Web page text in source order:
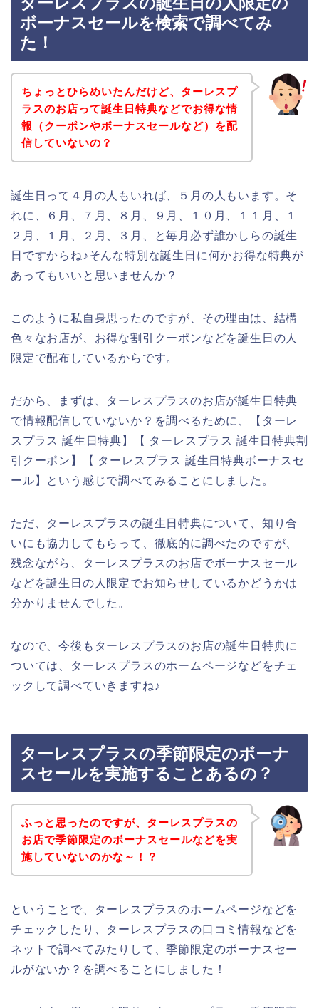
ボーナスセールを検索で調べてみ
た！
ちょっとひらめいたんだけど、ターレスプ
ラスのお店って誕生日特典などでお得な情
報（クーポンやボーナスセールなど）を配
信していないの？
誕生日って４月の人もいれば、５月の人もいます。そ
れに、６月、７月、８月、９月、１０月、１１月、１
２月、１月、２月、３月、と毎月必ず誰かしらの誕生
日ですからね♪そんな特別な誕生日に何かお得な特典が
あってもいいと思いませんか？
このように私自身思ったのですが、その理由は、結構
色々なお店が、お得な割引クーポンなどを誕生日の人
限定で配布しているからです。
だから、まずは、ターレスプラスのお店が誕生日特典
で情報配信していないか？を調べるために、【ターレ
スプラス 誕生日特典】【 ターレスプラス 誕生日特典割
引クーポン】【 ターレスプラス 誕生日特典ボーナスセ
ール】という感じで調べてみることにしました。
ただ、ターレスプラスの誕生日特典について、知り合
いにも協力してもらって、徹底的に調べたのですが、
残念ながら、ターレスプラスのお店でボーナスセール
などを誕生日の人限定でお知らせしているかどうかは
分かりませんでした。
なので、今後もターレスプラスのお店の誕生日特典に
ついては、ターレスプラスのホームページなどをチェ
ックして調べていきますね♪
ターレスプラスの季節限定のボーナ
スセールを実施することあるの？
ふっと思ったのですが、ターレスプラスの
お店で季節限定のボーナスセールなどを実
施していないのかな～！？
ということで、ターレスプラスのホームページなどを
チェックしたり、ターレスプラスの口コミ情報などを
ネットで調べてみたりして、季節限定のボーナスセー
ルがないか？を調べることにしました！